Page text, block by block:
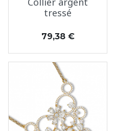
tressé
Prix
79,38 €